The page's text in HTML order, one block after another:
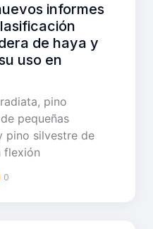
informes
de haya y
uso en
pino
pequeñas
pino silvestre de
flexión
0